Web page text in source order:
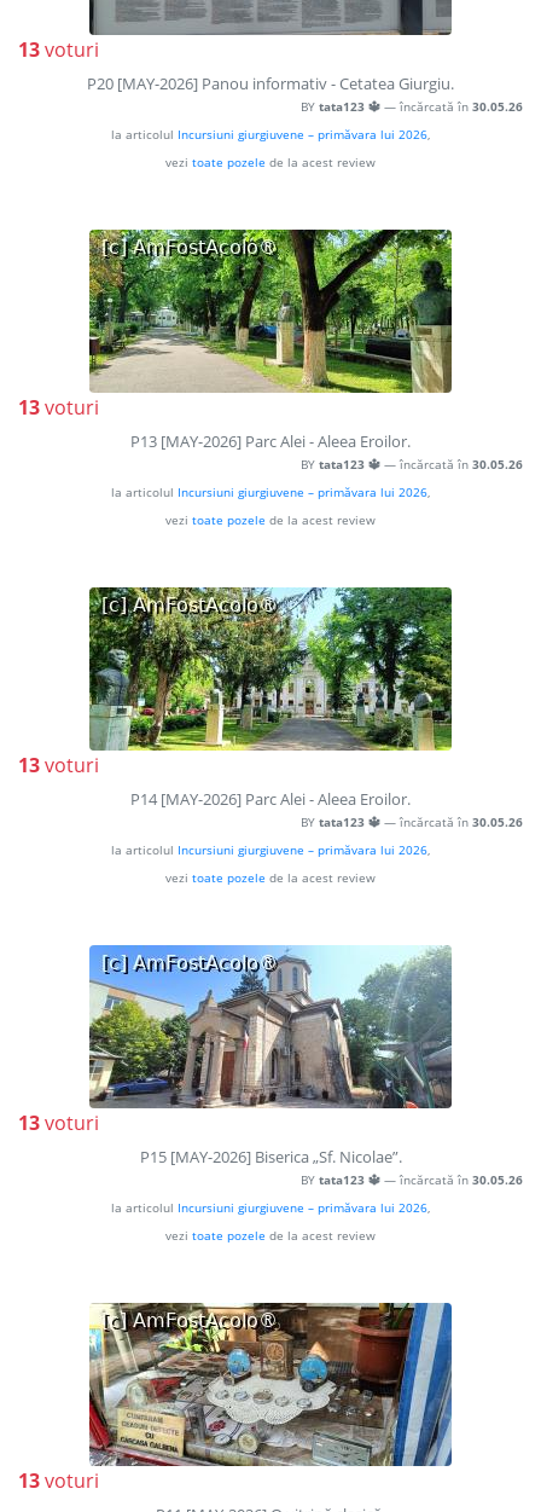
13voturi
P20 [MAY-2026] Panou informativ - Cetatea Giurgiu.
BY tata123 🔱 — încărcată în 30.05.26
la articolul Incursiuni giurgiuvene – primăvara lui 2026,
vezi toate pozele de la acest review
13voturi
P13 [MAY-2026] Parc Alei - Aleea Eroilor.
BY tata123 🔱 — încărcată în 30.05.26
la articolul Incursiuni giurgiuvene – primăvara lui 2026,
vezi toate pozele de la acest review
13voturi
P14 [MAY-2026] Parc Alei - Aleea Eroilor.
BY tata123 🔱 — încărcată în 30.05.26
la articolul Incursiuni giurgiuvene – primăvara lui 2026,
vezi toate pozele de la acest review
13voturi
P15 [MAY-2026] Biserica „Sf. Nicolae”.
BY tata123 🔱 — încărcată în 30.05.26
la articolul Incursiuni giurgiuvene – primăvara lui 2026,
vezi toate pozele de la acest review
13voturi